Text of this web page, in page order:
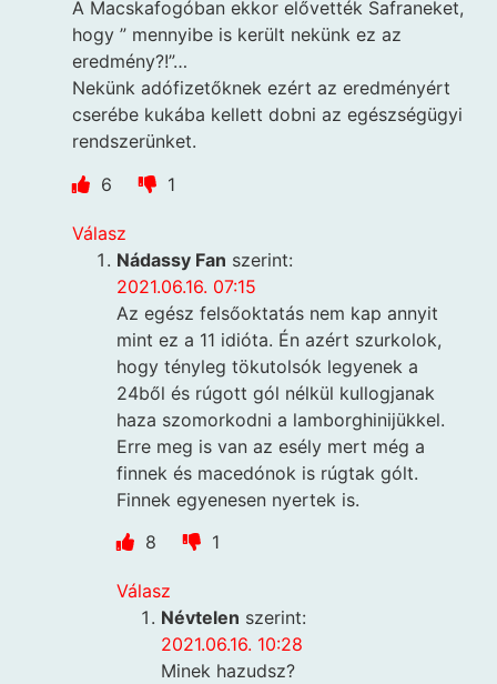
A Macskafogóban ekkor elővették Safraneket,
hogy ” mennyibe is került nekünk ez az
eredmény?!”…
Nekünk adófizetőknek ezért az eredményért
cserébe kukába kellett dobni az egészségügyi
rendszerünket.
6
1
Válasz
Nádassy Fan szerint:
2021.06.16. 07:15
Az egész felsőoktatás nem kap annyit
mint ez a 11 idióta. Én azért szurkolok,
hogy tényleg tökutolsók legyenek a
24ből és rúgott gól nélkül kullogjanak
haza szomorkodni a lamborghinijükkel.
Erre meg is van az esély mert még a
finnek és macedónok is rúgtak gólt.
Finnek egyenesen nyertek is.
8
1
Válasz
Névtelen szerint:
2021.06.16. 10:28
Minek hazudsz?